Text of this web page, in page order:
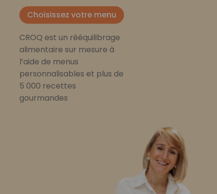
Choisissez votre menu
CROQ est un rééquilibrage
alimentaire sur mesure à
l’aide de menus
personnalisables et plus de
5 000 recettes
gourmandes